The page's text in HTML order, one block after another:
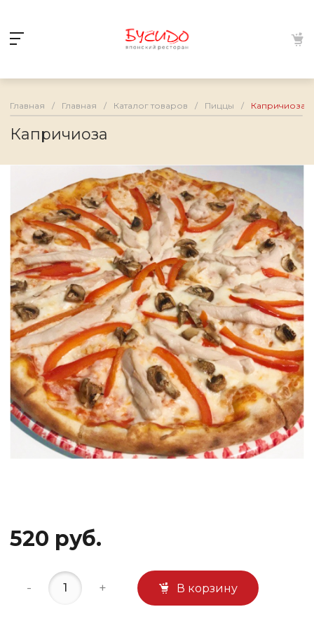
Главная / Главная / Каталог товаров / Пиццы / Капричиоза
Капричиоза
520 руб.
- + В корзину